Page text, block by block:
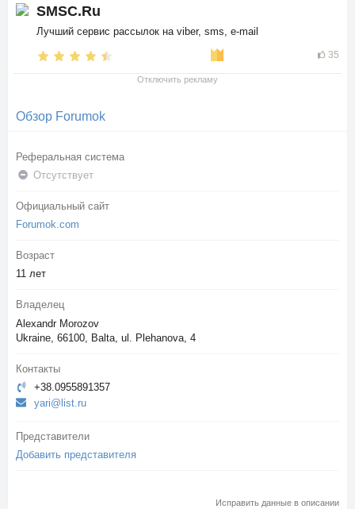
SMSC.Ru
Лучший сервис рассылок на viber, sms, e-mail
35
Отключить рекламу
Обзор Forumok
Реферальная система
Отсутствует
Официальный сайт
Forumok.com
Возраст
11 лет
Владелец
Alexandr Morozov
Ukraine, 66100, Balta, ul. Plehanova, 4
Контакты
+38.0955891357
yari@list.ru
Представители
Добавить представителя
Исправить данные в описании